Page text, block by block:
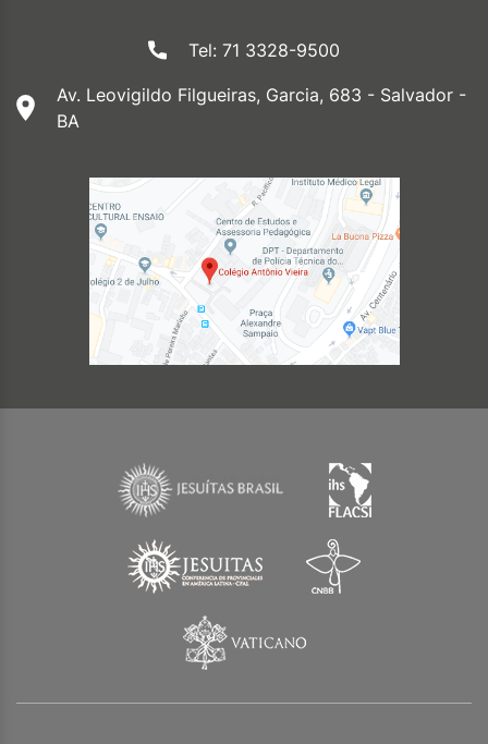
Tel: 71 3328-9500
Av. Leovigildo Filgueiras, Garcia, 683 - Salvador -
BA